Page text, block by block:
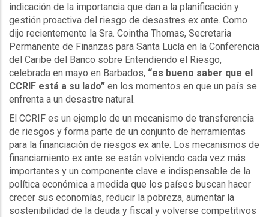
indicación de la importancia que dan a la planificación y
gestión proactiva del riesgo de desastres ex ante. Como
dijo recientemente la Sra. Cointha Thomas, Secretaria
Permanente de Finanzas para Santa Lucía en la Conferencia
del Caribe del Banco sobre Entendiendo el Riesgo,
celebrada en mayo en Barbados, “es bueno saber que el
CCRIF está a su lado” en los momentos en que un país se
enfrenta a un desastre natural.
El CCRIF es un ejemplo de un mecanismo de transferencia
de riesgos y forma parte de un conjunto de herramientas
para la financiación de riesgos ex ante. Los mecanismos de
financiamiento ex ante se están volviendo cada vez más
importantes y un componente clave e indispensable de la
política económica a medida que los países buscan hacer
crecer sus economías, reducir la pobreza, aumentar la
sostenibilidad de la deuda y fiscal y volverse competitivos